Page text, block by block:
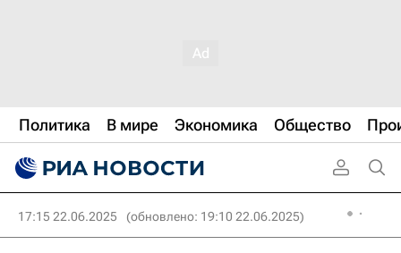
Политика В мире Экономика Общество
17:15 22.06.2025 (обновлено: 19:10 22.06.2025)